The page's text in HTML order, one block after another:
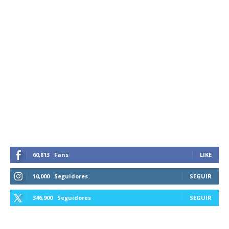
60,813 Fans LIKE
10,000 Seguidores SEGUIR
346,900 Seguidores SEGUIR